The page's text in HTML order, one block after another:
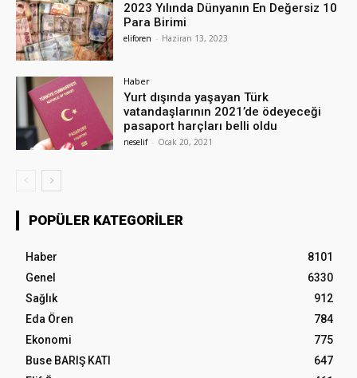
2023 Yılında Dünyanın En Değersiz 10
Para Birimi
eliforen - Haziran 13, 2023
Haber
Yurt dışında yaşayan Türk
vatandaşlarının 2021’de ödeyeceği
pasaport harçları belli oldu
neselif - Ocak 20, 2021
POPÜLER KATEGORILER
Haber
8101
Genel
6330
Sağlık
912
Eda Ören
784
Ekonomi
775
Buse BARIŞ KATI
647